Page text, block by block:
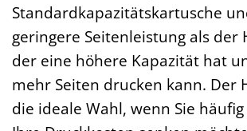
Standardkapazitätskartusche
geringere Seitenleistung als der
der eine höhere Kapazität hat
mehr Seiten drucken kann. Der
die ideale Wahl, wenn Sie